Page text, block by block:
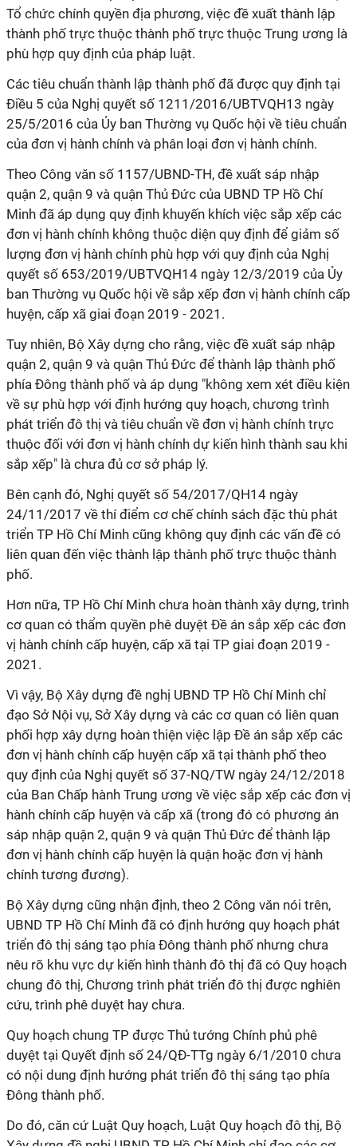
Tổ chức chính quyền địa phương, việc đề xuất thành lập
thành phố trực thuộc thành phố trực thuộc Trung ương là
phù hợp quy định của pháp luật.
Các tiêu chuẩn thành lập thành phố đã được quy định tại
Điều 5 của Nghị quyết số 1211/2016/UBTVQH13 ngày
25/5/2016 của Ủy ban Thường vụ Quốc hội về tiêu chuẩn
của đơn vị hành chính và phân loại đơn vị hành chính.
Theo Công văn số 1157/UBND-TH, đề xuất sáp nhập
quận 2, quận 9 và quận Thủ Đức của UBND TP Hồ Chí
Minh đã áp dụng quy định khuyến khích việc sắp xếp các
đơn vị hành chính không thuộc diện quy định để giảm số
lượng đơn vị hành chính phù hợp với quy định của Nghị
quyết số 653/2019/UBTVQH14 ngày 12/3/2019 của Ủy
ban Thường vụ Quốc hội về sắp xếp đơn vị hành chính cấp
huyện, cấp xã giai đoạn 2019 - 2021.
Tuy nhiên, Bộ Xây dựng cho rằng, việc đề xuất sáp nhập
quận 2, quận 9 và quận Thủ Đức để thành lập thành phố
phía Đông thành phố và áp dụng "không xem xét điều kiện
về sự phù hợp với định hướng quy hoạch, chương trình
phát triển đô thị và tiêu chuẩn về đơn vị hành chính trực
thuộc đối với đơn vị hành chính dự kiến hình thành sau khi
sắp xếp" là chưa đủ cơ sở pháp lý.
Bên cạnh đó, Nghị quyết số 54/2017/QH14 ngày
24/11/2017 về thí điểm cơ chế chính sách đặc thù phát
triển TP Hồ Chí Minh cũng không quy định các vấn đề có
liên quan đến việc thành lập thành phố trực thuộc thành
phố.
Hơn nữa, TP Hồ Chí Minh chưa hoàn thành xây dựng, trình
cơ quan có thẩm quyền phê duyệt Đề án sắp xếp các đơn
vị hành chính cấp huyện, cấp xã tại TP giai đoạn 2019 -
2021.
Vì vậy, Bộ Xây dựng đề nghị UBND TP Hồ Chí Minh chỉ
đạo Sở Nội vụ, Sở Xây dựng và các cơ quan có liên quan
phối hợp xây dựng hoàn thiện việc lập Đề án sắp xếp các
đơn vị hành chính cấp huyện cấp xã tại thành phố theo
quy định của Nghị quyết số 37-NQ/TW ngày 24/12/2018
của Ban Chấp hành Trung ương về việc sắp xếp các đơn vị
hành chính cấp huyện và cấp xã (trong đó có phương án
sáp nhập quận 2, quận 9 và quận Thủ Đức để thành lập
đơn vị hành chính cấp huyện là quận hoặc đơn vị hành
chính tương đương).
Bộ Xây dựng cũng nhận định, theo 2 Công văn nói trên,
UBND TP Hồ Chí Minh đã có định hướng quy hoạch phát
triển đô thị sáng tạo phía Đông thành phố nhưng chưa
nêu rõ khu vực dự kiến hình thành đô thị đã có Quy hoạch
chung đô thị, Chương trình phát triển đô thị được nghiên
cứu, trình phê duyệt hay chưa.
Quy hoạch chung TP được Thủ tướng Chính phủ phê
duyệt tại Quyết định số 24/QĐ-TTg ngày 6/1/2010 chưa
có nội dung định hướng phát triển đô thị sáng tạo phía
Đông thành phố.
Do đó, căn cứ Luật Quy hoạch, Luật Quy hoạch đô thị, Bộ